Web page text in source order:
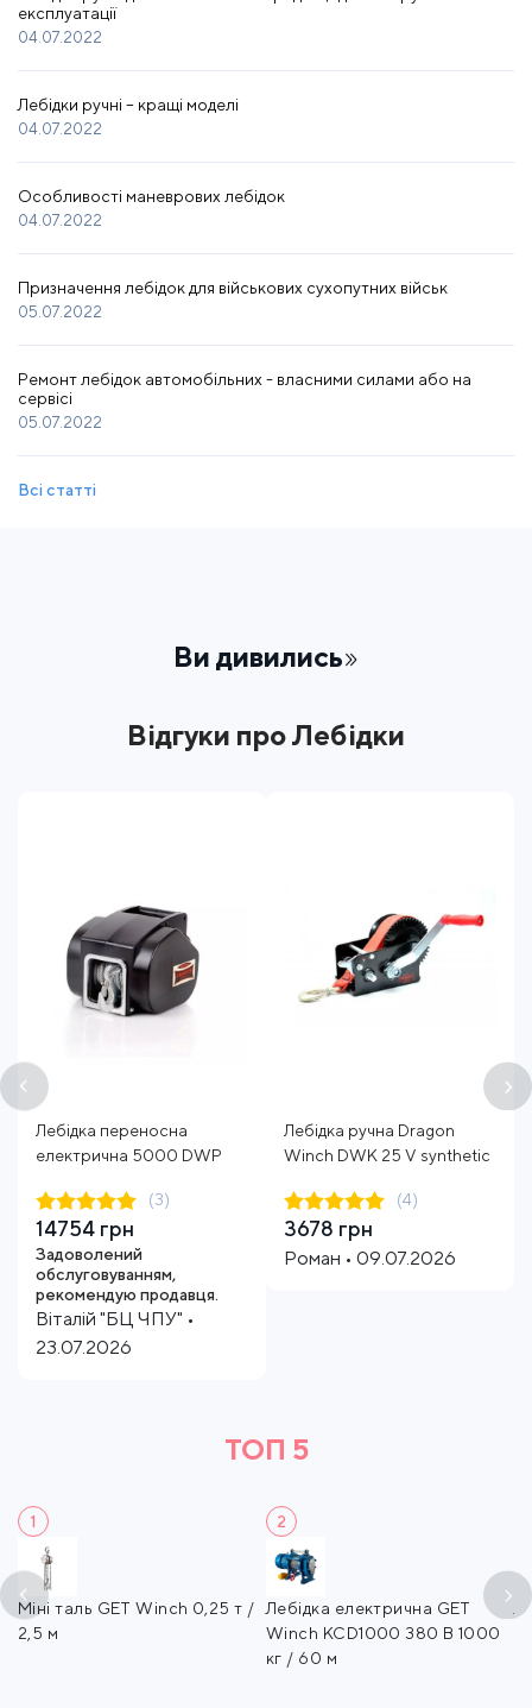
експлуатації
04.07.2022
Лебідки ручні – кращі моделі
04.07.2022
Особливості маневрових лебідок
04.07.2022
Призначення лебідок для військових сухопутних військ
05.07.2022
Ремонт лебідок автомобільних - власними силами або на
сервісі
05.07.2022
Всі статті
Ви дивились
Відгуки про Лебідки
Лебідка переносна
електрична 5000 DWP
(3)
14754 грн
Задоволений
обслуговуванням,
рекомендую продавця.
Віталій "БЦ ЧПУ" •
23.07.2026
Лебідка ручна Dragon
Winch DWK 25 V synthetic
(4)
3678 грн
Роман • 09.07.2026
ТОП 5
1
Міні таль GET Winch 0,25 т /
2,5 м
2
Лебідка електрична GET
Winch KCD1000 380 В 1000
кг / 60 м